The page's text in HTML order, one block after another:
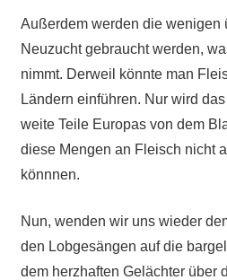
Außerdem werden die wenigen
Neuzucht gebraucht werden,
nimmt. Derweil könnte man
Ländern einführen. Nur wird
weite Teile Europas von dem
diese Mengen an Fleisch nicht
könnnen.
Nun, wenden wir uns wieder
den Lobgesängen auf die
dem herzhaften Gelächter über